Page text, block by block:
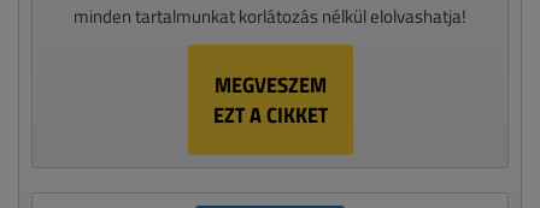
minden tartalmunkat korlátozás nélkül elolvashatja!
MEGVESZEM
EZT A CIKKET